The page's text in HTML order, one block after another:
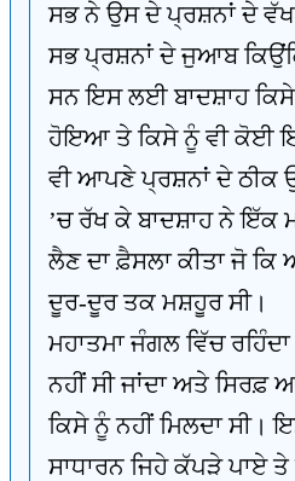
ਸਭ ਨੇ ਉਸ ਦੇ ਪ੍ਰਸ਼ਨਾਂ ਦੇ
ਸਭ ਪ੍ਰਸ਼ਨਾਂ ਦੇ ਜੁਆਬ
ਸਨ ਇਸ ਲਈ ਬਾਦਸ਼ਾਹ ਕਿਸੇ
ਹੋਇਆ ਤੇ ਕਿਸੇ ਨੂੰ ਵੀ ਕੋਈ
ਵੀ ਆਪਣੇ ਪ੍ਰਸ਼ਨਾਂ ਦੇ ਠੀਕ
’ਚ ਰੱਖ ਕੇ ਬਾਦਸ਼ਾਹ ਨੇ ਇੱਕ
ਲੈਣ ਦਾ ਫ਼ੈਸਲਾ ਕੀਤਾ ਜੋ
ਦੂਰ-ਦੂਰ ਤਕ ਮਸ਼ਹੂਰ ਸੀ।
ਮਹਾਤਮਾ ਜੰਗਲ ਵਿੱਚ
ਨਹੀਂ ਸੀ ਜਾਂਦਾ ਅਤੇ ਸਿਰਫ਼
ਕਿਸੇ ਨੂੰ ਨਹੀਂ ਮਿਲਦਾ ਸੀ।
ਸਾਧਾਰਨ ਜਿਹੇ ਕੱਪੜੇ ਪਾਏ ਤੇ